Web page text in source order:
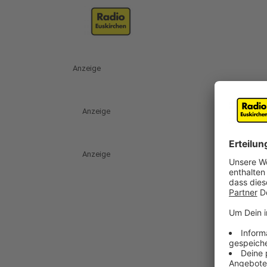
Anzeige
Anzeige
Anzeige